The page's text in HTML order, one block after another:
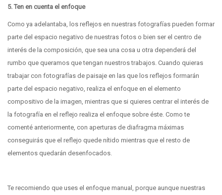
5. Ten en cuenta el enfoque
Como ya adelantaba, los reflejos en nuestras fotografías pueden formar
parte del espacio negativo de nuestras fotos o bien ser el centro de
interés de la composición, que sea una cosa u otra dependerá del
rumbo que queramos que tengan nuestros trabajos. Cuando quieras
trabajar con fotografías de paisaje en las que los reflejos formarán
parte del espacio negativo, realiza el enfoque en el elemento
compositivo de la imagen, mientras que si quieres centrar el interés de
la fotografía en el reflejo realiza el enfoque sobre éste. Como te
comenté anteriormente, con aperturas de diafragma máximas
conseguirás que el reflejo quede nítido mientras que el resto de
elementos quedarán desenfocados.
Te recomiendo que uses el enfoque manual, porque aunque nuestras